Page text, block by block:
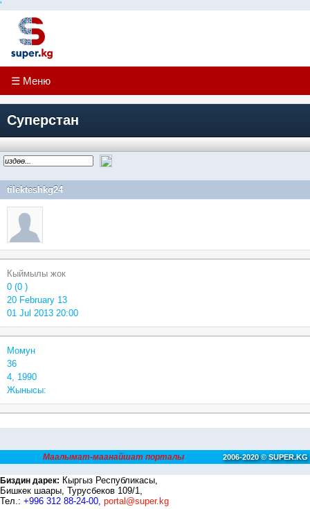
'
☰ Меню
Суперстан
tilekteshkg24
Кыймылы жок
0 (0 )
20 February 13
01 Jul 2013 20:00
Момун
36
4, 1990
Жынысы:
Маалымат-маанайшат порталы 2006-2020 © SUPER.KG
Биздин дарек: Кыргыз Республикасы,
Бишкек шаары, Турусбеков 109/1,
Тел.: +996 312 88-24-00, portal@super.kg